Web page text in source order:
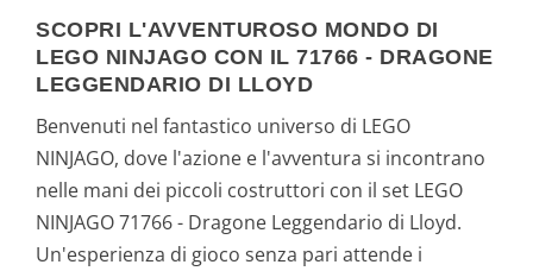
SCOPRI L'AVVENTUROSO MONDO DI
LEGO NINJAGO CON IL 71766 - DRAGONE
LEGGENDARIO DI LLOYD
Benvenuti nel fantastico universo di LEGO
NINJAGO, dove l'azione e l'avventura si incontrano
nelle mani dei piccoli costruttori con il set LEGO
NINJAGO 71766 - Dragone Leggendario di Lloyd.
Un'esperienza di gioco senza pari attende i